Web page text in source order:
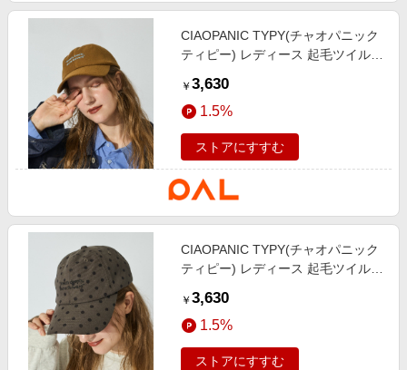
CIAOPANIC TYPY(チャオパニック
ティピー) レディース 起毛ツイルロ
￥ 3,630
1.5%
ストアにすすむ
CIAOPANIC TYPY(チャオパニック
ティピー) レディース 起毛ツイルロ
￥ 3,630
1.5%
ストアにすすむ